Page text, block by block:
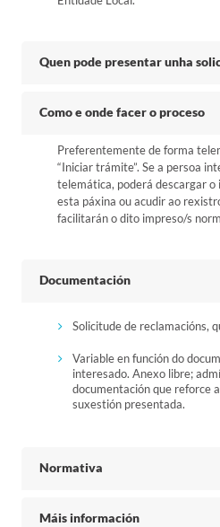
Quen pode presentar unha
Como e onde facer o proceso
Preferentemente de forma
“Iniciar trámite”. Se a persoa
telemática, poderá descargar o
esta páxina ou acudir ao
facilitarán o dito impreso/s
Documentación
Solicitude de reclamacións,
Variable en función do
interesado. Anexo libre;
documentación que reforce
suxestión presentada.
Normativa
Máis información